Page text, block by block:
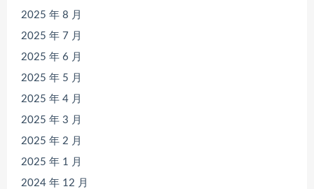
2025 年 8 月
2025 年 7 月
2025 年 6 月
2025 年 5 月
2025 年 4 月
2025 年 3 月
2025 年 2 月
2025 年 1 月
2024 年 12 月